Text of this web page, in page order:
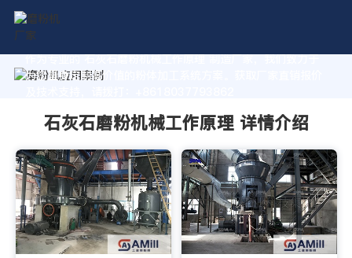
作为专业的 石灰石磨粉机械工作原理 制造厂家，我们致力于
为您量身定制高价值的粉体加工系统方案。获取厂家直销报价
石灰石磨粉机械工作原理 详情介绍